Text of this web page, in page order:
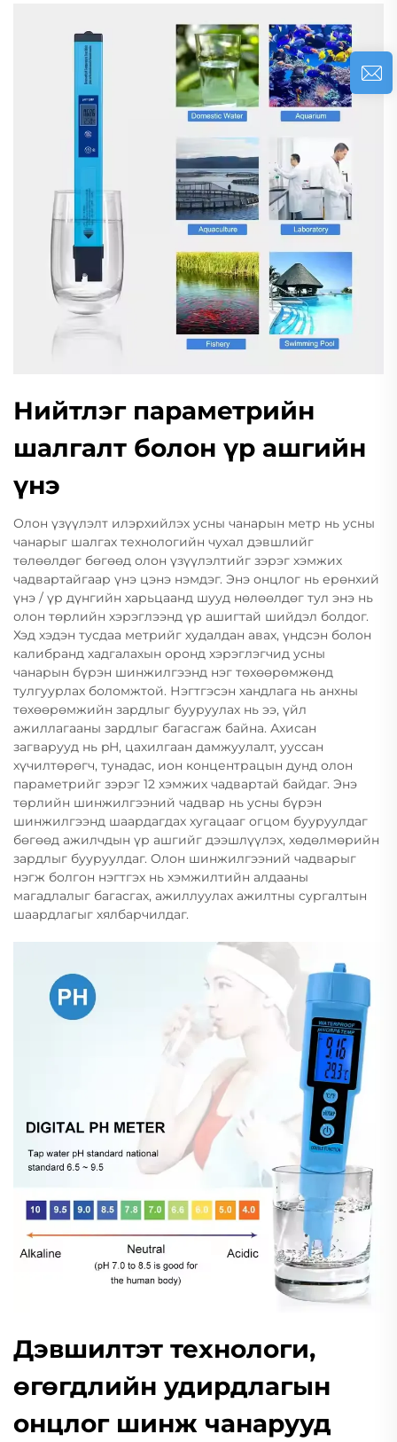
Нийтлэг параметрийн
шалгалт болон үр ашгийн
үнэ
Олон үзүүлэлт илэрхийлэх усны чанарын метр нь усны
чанарыг шалгах технологийн чухал дэвшлийг
төлөөлдөг бөгөөд олон үзүүлэлтийг зэрэг хэмжих
чадвартайгаар үнэ цэнэ нэмдэг. Энэ онцлог нь ерөнхий
үнэ / үр дүнгийн харьцаанд шууд нөлөөлдөг тул энэ нь
олон төрлийн хэрэглээнд үр ашигтай шийдэл болдог.
Хэд хэдэн тусдаа метрийг худалдан авах, үндсэн болон
калибранд хадгалахын оронд хэрэглэгчид усны
чанарын бүрэн шинжилгээнд нэг төхөөрөмжөнд
тулгуурлах боломжтой. Нэгтгэсэн хандлага нь анхны
төхөөрөмжийн зардлыг бууруулах нь ээ, үйл
ажиллагааны зардлыг багасгаж байна. Ахисан
загварууд нь pH, цахилгаан дамжуулалт, ууссан
хүчилтөрөгч, тунадас, ион концентрацын дунд олон
параметрийг зэрэг 12 хэмжих чадвартай байдаг. Энэ
төрлийн шинжилгээний чадвар нь усны бүрэн
шинжилгээнд шаардагдах хугацааг огцом бууруулдаг
бөгөөд ажилчдын үр ашгийг дээшлүүлэх, хөдөлмөрийн
зардлыг бууруулдаг. Олон шинжилгээний чадварыг
нэгж болгон нэгтгэх нь хэмжилтийн алдааны
магадлалыг багасгах, ажиллуулах ажилтны сургалтын
шаардлагыг хялбарчилдаг.
Дэвшилтэт технологи,
өгөгдлийн удирдлагын
онцлог шинж чанарууд